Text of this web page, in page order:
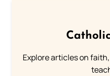
Explore articles on